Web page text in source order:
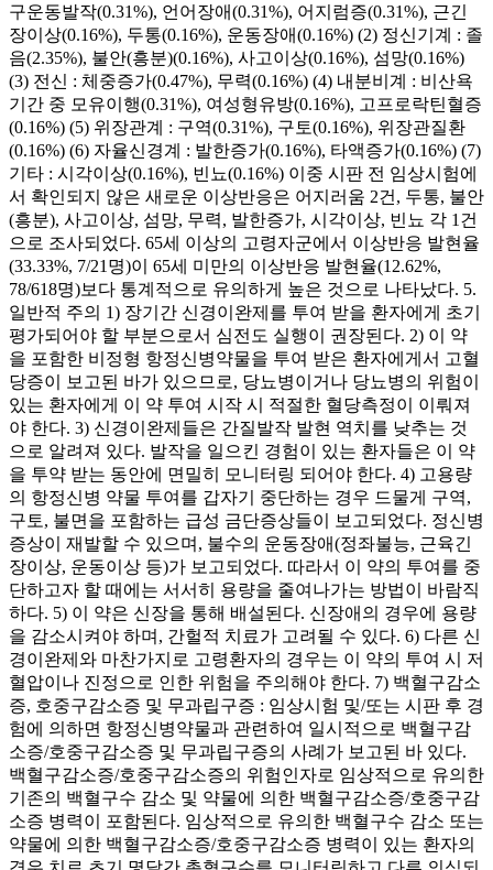
구운동발작(0.31%), 언어장애(0.31%), 어지럼증(0.31%), 근긴
장이상(0.16%), 두통(0.16%), 운동장애(0.16%) (2) 정신기계 : 졸
음(2.35%), 불안(흥분)(0.16%), 사고이상(0.16%), 섬망(0.16%)
(3) 전신 : 체중증가(0.47%), 무력(0.16%) (4) 내분비계 : 비산욕
기간 중 모유이행(0.31%), 여성형유방(0.16%), 고프로락틴혈증
(0.16%) (5) 위장관계 : 구역(0.31%), 구토(0.16%), 위장관질환
(0.16%) (6) 자율신경계 : 발한증가(0.16%), 타액증가(0.16%) (7)
기타 : 시각이상(0.16%), 빈뇨(0.16%) 이중 시판 전 임상시험에
서 확인되지 않은 새로운 이상반응은 어지러움 2건, 두통, 불안
(흥분), 사고이상, 섬망, 무력, 발한증가, 시각이상, 빈뇨 각 1건
으로 조사되었다. 65세 이상의 고령자군에서 이상반응 발현율
(33.33%, 7/21명)이 65세 미만의 이상반응 발현율(12.62%,
78/618명)보다 통계적으로 유의하게 높은 것으로 나타났다. 5.
일반적 주의 1) 장기간 신경이완제를 투여 받을 환자에게 초기
평가되어야 할 부분으로서 심전도 실행이 권장된다. 2) 이 약
을 포함한 비정형 항정신병약물을 투여 받은 환자에게서 고혈
당증이 보고된 바가 있으므로, 당뇨병이거나 당뇨병의 위험이
있는 환자에게 이 약 투여 시작 시 적절한 혈당측정이 이뤄져
야 한다. 3) 신경이완제들은 간질발작 발현 역치를 낮추는 것
으로 알려져 있다. 발작을 일으킨 경험이 있는 환자들은 이 약
을 투약 받는 동안에 면밀히 모니터링 되어야 한다. 4) 고용량
의 항정신병 약물 투여를 갑자기 중단하는 경우 드물게 구역,
구토, 불면을 포함하는 급성 금단증상들이 보고되었다. 정신병
증상이 재발할 수 있으며, 불수의 운동장애(정좌불능, 근육긴
장이상, 운동이상 등)가 보고되었다. 따라서 이 약의 투여를 중
단하고자 할 때에는 서서히 용량을 줄여나가는 방법이 바람직
하다. 5) 이 약은 신장을 통해 배설된다. 신장애의 경우에 용량
을 감소시켜야 하며, 간헐적 치료가 고려될 수 있다. 6) 다른 신
경이완제와 마찬가지로 고령환자의 경우는 이 약의 투여 시 저
혈압이나 진정으로 인한 위험을 주의해야 한다. 7) 백혈구감소
증, 호중구감소증 및 무과립구증 : 임상시험 및/또는 시판 후 경
험에 의하면 항정신병약물과 관련하여 일시적으로 백혈구감
소증/호중구감소증 및 무과립구증의 사례가 보고된 바 있다.
백혈구감소증/호중구감소증의 위험인자로 임상적으로 유의한
기존의 백혈구수 감소 및 약물에 의한 백혈구감소증/호중구감
소증 병력이 포함된다. 임상적으로 유의한 백혈구수 감소 또는
약물에 의한 백혈구감소증/호중구감소증 병력이 있는 환자의